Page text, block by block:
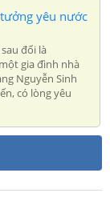
yêu nước
đổi là
gia đình nhà
Nguyễn Sinh
có lòng yêu